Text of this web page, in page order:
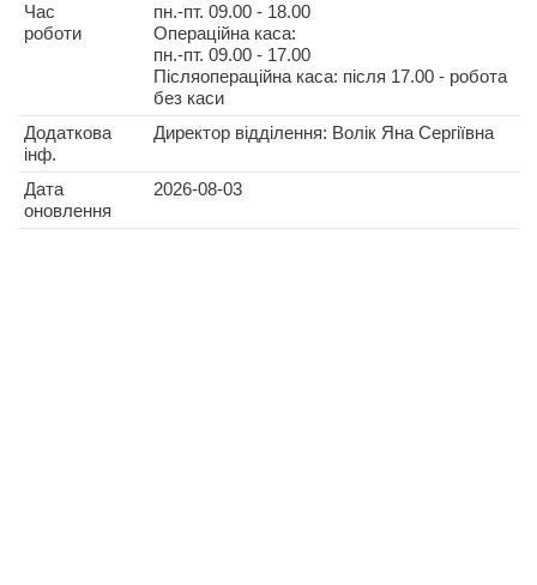
Час
роботи
пн.-пт. 09.00 - 18.00
Операційна каса:
пн.-пт. 09.00 - 17.00
Післяопераційна каса: після 17.00 - робота
без каси
Додаткова
інф.
Директор відділення: Волік Яна Сергіївна
Дата
оновлення
2026-08-03